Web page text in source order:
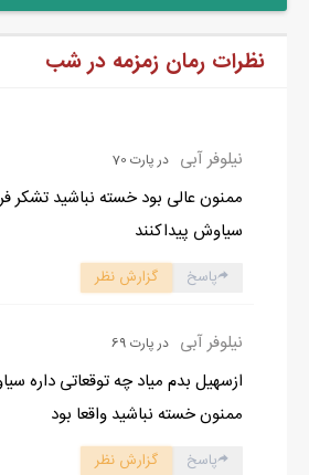
نظرات رمان زمزمه در شب
نیلوفر آبی در پارت 70
ممنون عالی بود خسته نباشید تشکر
سیاوش پیداکنند
پاسخ گزارش نظر
نیلوفر آبی در پارت 69
ازسهیل بدم میاد چه توقعاتی داره
ممنون خسته نباشید واقعا بود
پاسخ گزارش نظر